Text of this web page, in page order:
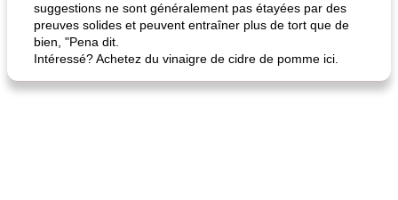
suggestions ne sont généralement pas étayées par des
preuves solides et peuvent entraîner plus de tort que de
bien, "Pena dit.
Intéressé? Achetez du vinaigre de cidre de pomme ici.